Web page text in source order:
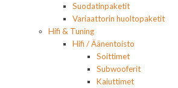
Suodatinpaketit
Variaattorin huoltopaketit
Hifi & Tuning
Hifi / Äänentoisto
Soittimet
Subwooferit
Kaiuttimet